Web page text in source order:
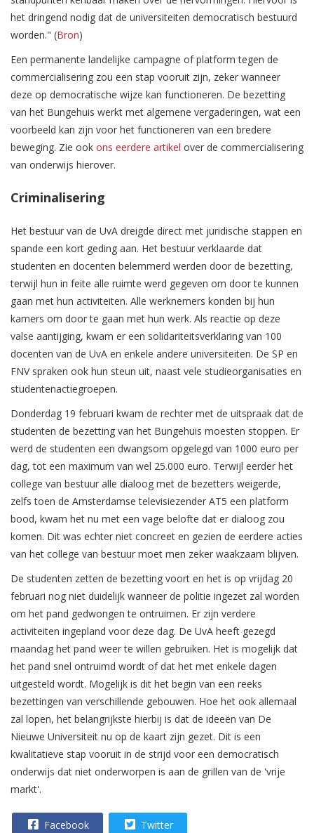
het dringend nodig dat de universiteiten democratisch bestuurd
worden." (Bron)
Een permanente landelijke campagne of platform tegen de
commercialisering zou een stap vooruit zijn, zeker wanneer
deze op democratische wijze kan functioneren. De bezetting
van het Bungehuis werkt met algemene vergaderingen, wat een
voorbeeld kan zijn voor het functioneren van een bredere
beweging. Zie ook ons eerdere artikel over de commercialisering
van onderwijs hierover.
Criminalisering
Het bestuur van de UvA dreigde direct met juridische stappen en
spande een kort geding aan. Het bestuur verklaarde dat
studenten en docenten belemmerd werden door de bezetting,
terwijl hun in feite alle ruimte werd gegeven om door te kunnen
gaan met hun activiteiten. Alle werknemers konden bij hun
kamers om door te gaan met hun werk. Als reactie op deze
valse aantijging, kwam er een solidariteitsverklaring van 100
docenten van de UvA en enkele andere universiteiten. De SP en
FNV spraken ook hun steun uit, naast vele studieorganisaties en
studentenactiegroepen.
Donderdag 19 februari kwam de rechter met de uitspraak dat de
studenten de bezetting van het Bungehuis moesten stoppen. Er
werd de studenten een dwangsom opgelegd van 1000 euro per
dag, tot een maximum van wel 25.000 euro. Terwijl eerder het
college van bestuur alle dialoog met de bezetters weigerde,
zelfs toen de Amsterdamse televisiezender AT5 een platform
bood, kwam het nu met een vage belofte dat er dialoog zou
komen. Dit was echter niet concreet en gezien de eerdere acties
van het college van bestuur moet men zeker waakzaam blijven.
De studenten zetten de bezetting voort en het is op vrijdag 20
februari nog niet duidelijk wanneer de politie ingezet zal worden
om het pand gedwongen te ontruimen. Er zijn verdere
activiteiten ingepland voor deze dag. De UvA heeft gezegd
maandag het pand weer te willen gebruiken. Het is mogelijk dat
het pand snel ontruimd wordt of dat het met enkele dagen
uitgesteld wordt. Mogelijk is dit het begin van een reeks
bezettingen van verschillende gebouwen. Hoe het ook allemaal
zal lopen, het belangrijkste hierbij is dat de ideeën van De
Nieuwe Universiteit nu op de kaart zijn gezet. Dit is een
kwalitatieve stap vooruit in de strijd voor een democratisch
onderwijs dat niet onderworpen is aan de grillen van de 'vrije
markt'.
Facebook Twitter